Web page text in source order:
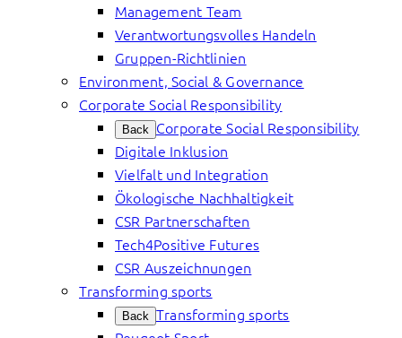
Management Team
Verantwortungsvolles Handeln
Gruppen-Richtlinien
Environment, Social & Governance
Corporate Social Responsibility
Back Corporate Social Responsibility
Digitale Inklusion
Vielfalt und Integration
Ökologische Nachhaltigkeit
CSR Partnerschaften
Tech4Positive Futures
CSR Auszeichnungen
Transforming sports
Back Transforming sports